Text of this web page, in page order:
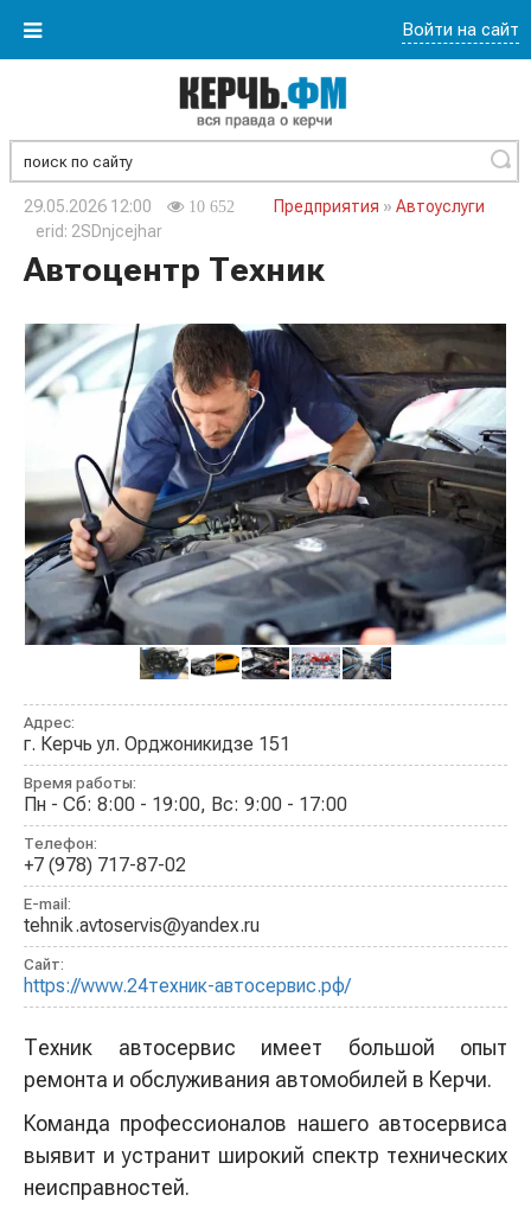
Найти
Войти на сайт
29.05.2026 12:00 10 652 Предприятия » Автоуслуги
erid: 2SDnjcejhar
Автоцентр Техник
Адрес:
г. Керчь ул. Орджоникидзе 151
Время работы:
Пн - Сб: 8:00 - 19:00, Вс: 9:00 - 17:00
Телефон:
+7 (978) 717-87-02
E-mail:
tehnik.avtoservis@yandex.ru
Сайт:
https://www.24техник-автосервис.рф/
Техник автосервис имеет большой опыт
ремонта и обслуживания автомобилей в Керчи.
Команда профессионалов нашего автосервиса
выявит и устранит широкий спектр технических
неисправностей.